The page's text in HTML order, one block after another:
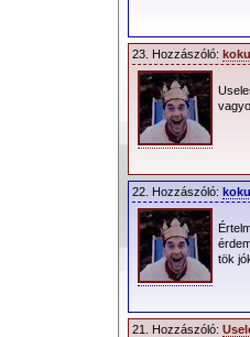
23. Hozzászóló:
22. Hozzászóló:
tök
21. Hozzászóló: